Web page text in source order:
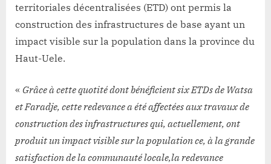
territoriales décentralisées (ETD) ont permis la
construction des infrastructures de base ayant un
impact visible sur la population dans la province du
Haut-Uele.
« Grâce à cette quotité dont bénéficient six ETDs de Watsa
et Faradje, cette redevance a été affectées aux travaux de
construction des infrastructures qui, actuellement, ont
produit un impact visible sur la population ce, à la grande
satisfaction de la communauté locale,la redevance